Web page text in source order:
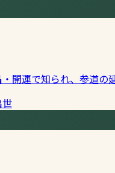
開運で知られ、参道の